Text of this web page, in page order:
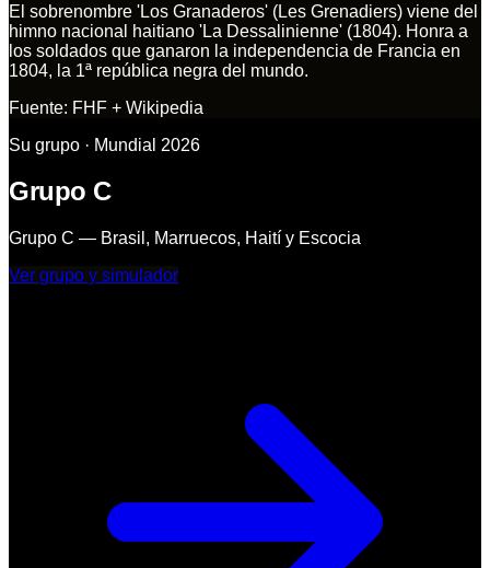
El sobrenombre 'Los Granaderos' (Les Grenadiers) viene del
himno nacional haitiano 'La Dessalinienne' (1804). Honra a
los soldados que ganaron la independencia de Francia en
1804, la 1ª república negra del mundo.
Fuente: FHF + Wikipedia
Su grupo · Mundial 2026
Grupo C
Grupo C — Brasil, Marruecos, Haití y Escocia
Ver grupo y simulador